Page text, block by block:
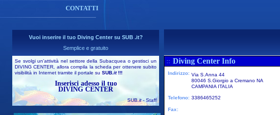
CONTATTI
Vuoi inserire il tuo Diving Center su SUB .it?
Semplice e gratuito
Se svolgi un'attività nel settore della Subacquea o gestisci un
DIVING CENTER, allora compila la scheda per ottenere subito
visibilità in Internet tramite il portale su SUB .it!!!
Inserisci adesso il tuo
DIVING CENTER
SUB.it- Staff
:: Diving Center Info
Indirizzo: Via S.Anna 44
80046 S.Giorgio a Cremano NA
CAMPANIA ITALIA
Telefono: 3386465252
Fax: